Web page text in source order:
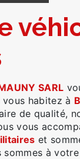
SARL
vous habitez à
de qualité,
vous
et
sommes à